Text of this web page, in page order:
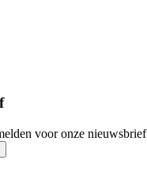
voor onze nieuwsbrief